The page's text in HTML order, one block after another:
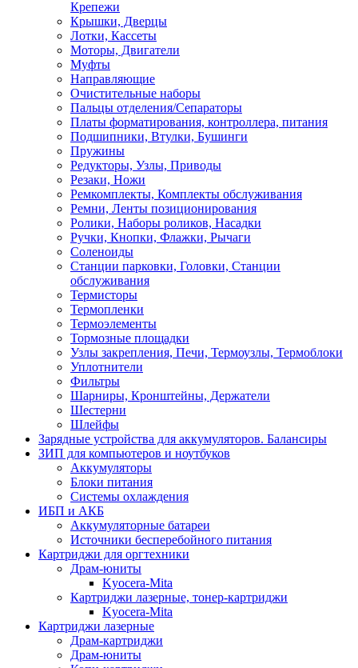
Крепежи
Крышки, Дверцы
Лотки, Кассеты
Моторы, Двигатели
Муфты
Направляющие
Очистительные наборы
Пальцы отделения/Сепараторы
Платы форматирования, контроллера, питания
Подшипники, Втулки, Бушинги
Пружины
Редукторы, Узлы, Приводы
Резаки, Ножи
Ремкомплекты, Комплекты обслуживания
Ремни, Ленты позиционирования
Ролики, Наборы роликов, Насадки
Ручки, Кнопки, Флажки, Рычаги
Соленоиды
Станции парковки, Головки, Станции
обслуживания
Термисторы
Термопленки
Термоэлементы
Тормозные площадки
Узлы закрепления, Печи, Термоузлы, Термоблоки
Уплотнители
Фильтры
Шарниры, Кронштейны, Держатели
Шестерни
Шлейфы
Зарядные устройства для аккумуляторов. Балансиры
ЗИП для компьютеров и ноутбуков
Аккумуляторы
Блоки питания
Системы охлаждения
ИБП и АКБ
Аккумуляторные батареи
Источники бесперебойного питания
Картриджи для оргтехники
Драм-юниты
Kyocera-Mita
Картриджи лазерные, тонер-картриджи
Kyocera-Mita
Картриджи лазерные
Драм-картриджи
Драм-юниты